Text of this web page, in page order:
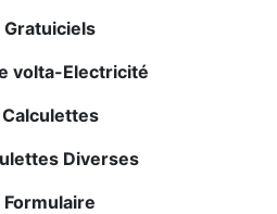
Gratuiciels
volta-Electricité
Calculettes
Diverses
Formulaire